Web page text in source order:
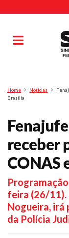
Pesquisa
Home Notícias
Brasília
receber
CONAS
feira (26/11).
Nogueira, irá
da Polícia
MENU
Sindicalize-se
Jurídico
O Sindicato
Agenda
Casa do Alto
Nossos
Gympass Wellhub
Seguro Auto